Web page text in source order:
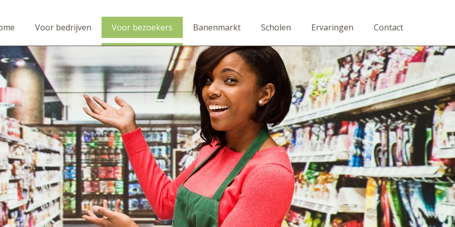
Voor bedrijven Voor bezoekers Banenmarkt Scholen Ervaringen Contact